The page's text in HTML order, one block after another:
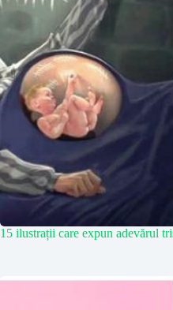
15 ilustrații care expun adevărul